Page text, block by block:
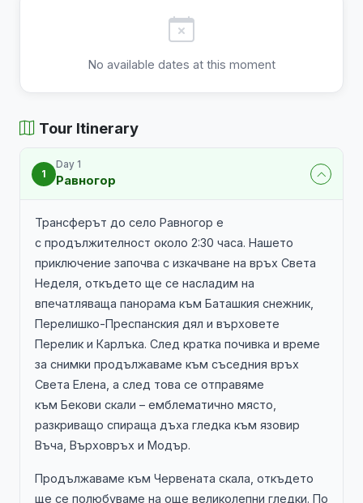
No available dates at this moment
Tour Itinerary
1
Day 1
Равногор
Трансферът до село Равногор е
с продължителност около 2:30 часа. Нашето
приключение започва с изкачване на връх Света
Неделя, откъдето ще се насладим на
впечатляваща панорама към Баташкия снежник,
Перелишко-Преспанския дял и върховете
Перелик и Карлъка. След кратка почивка и време
за снимки продължаваме към съседния връх
Света Елена, а след това се отправяме
към Бекови скали – емблематично място,
разкриващо спираща дъха гледка към язовир
Въча, Върховръх и Модър.
Продължаваме към Червената скала, откъдето
ще се полюбуваме на още великолепни гледки. По